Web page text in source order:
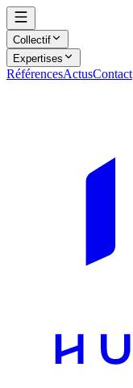
Collectif
Expertises
RéférencesActusContact